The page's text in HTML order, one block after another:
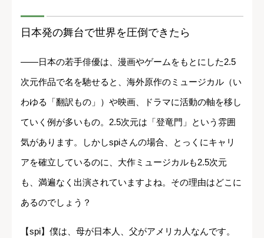
日本発の舞台で世界を圧倒できたら
――日本の若手俳優は、漫画やゲームをもとにした2.5
次元作品で名を馳せると、海外原作のミュージカル（い
わゆる「翻訳もの」）や映画、ドラマに活動の軸を移し
ていく例が多いもの。2.5次元は「登竜門」という雰囲
気があります。しかしspiさんの場合、とっくにキャリ
アを確立しているのに、大作ミュージカルも2.5次元
も、満遍なく出演されていますよね。その理由はどこに
あるのでしょう？
【spi】僕は、母が日本人、父がアメリカ人なんです。